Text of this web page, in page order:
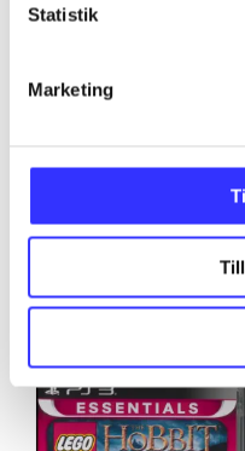
Statistik
Marketing
Minder om